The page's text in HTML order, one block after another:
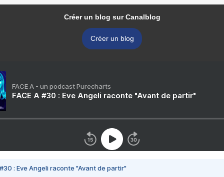
Créer un blog sur Canalblog
Créer un blog
FACE A - un podcast Purecharts
FACE A #30 : Eve Angeli raconte "Avant de partir"
#30 : Eve Angeli raconte "Avant de partir"